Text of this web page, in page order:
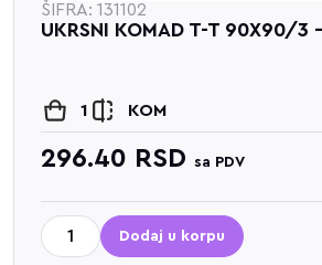
ŠIFRA: 131102
UKRSNI KOMAD T-T 90X90/3
1 KOM
296.40 RSD sa PDV
Dodaj u korpu